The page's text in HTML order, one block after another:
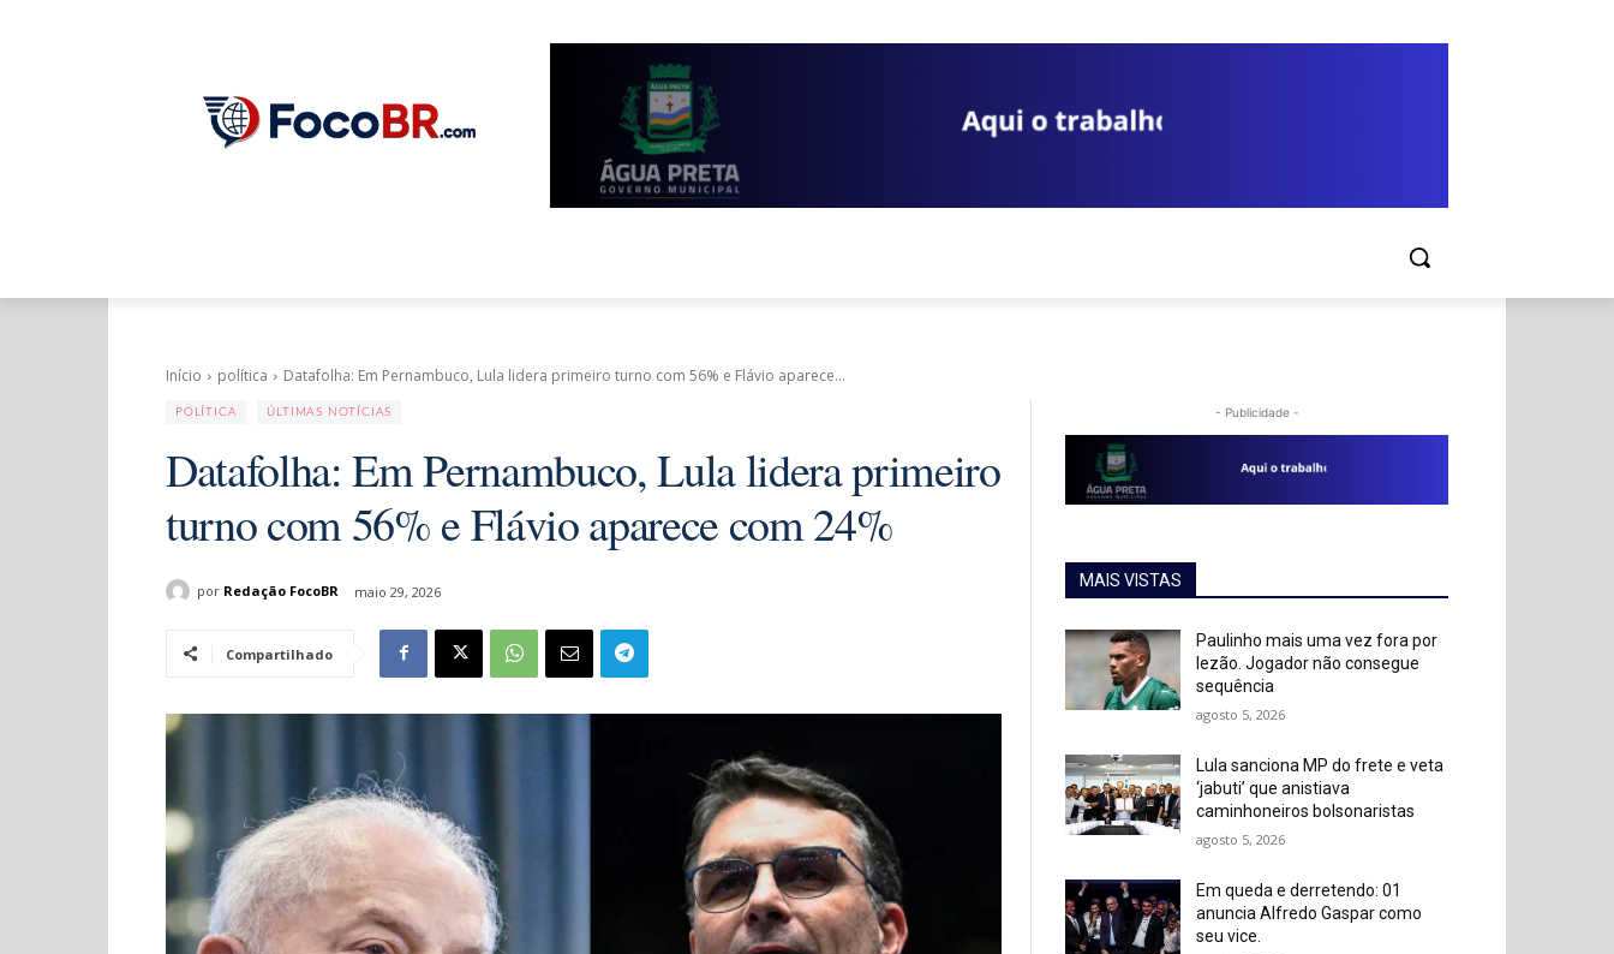
Início política Datafolha: Em Pernambuco, Lula lidera primeiro turno com 56% e Flávio aparece...
POLÍTICA ÚLTIMAS NOTÍCIAS
Datafolha: Em Pernambuco, Lula lidera primeiro
turno com 56% e Flávio aparece com 24%
por Redação FocoBR maio 29, 2026
Compartilhado
- Publicidade -
MAIS VISTAS
Paulinho mais uma vez fora por
lezão. Jogador não consegue
sequência
agosto 5, 2026
Lula sanciona MP do frete e veta
‘jabuti’ que anistiava
caminhoneiros bolsonaristas
agosto 5, 2026
Em queda e derretendo: 01
anuncia Alfredo Gaspar como
seu vice.